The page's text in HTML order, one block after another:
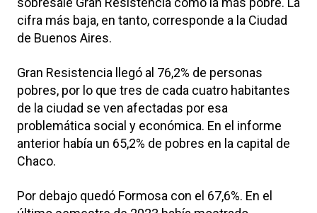
cifra más baja, en tanto, corresponde a la Ciudad
de Buenos Aires.
Gran Resistencia llegó al 76,2% de personas
pobres, por lo que tres de cada cuatro habitantes
de la ciudad se ven afectadas por esa
problemática social y económica. En el informe
anterior había un 65,2% de pobres en la capital de
Chaco.
Por debajo quedó Formosa con el 67,6%. En el